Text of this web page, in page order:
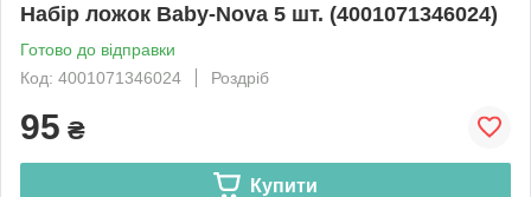
Набір ложок Baby-Nova 5 шт. (4001071346024)
Готово до відправки
Код: 4001071346024
Роздріб
95 ₴
Купити